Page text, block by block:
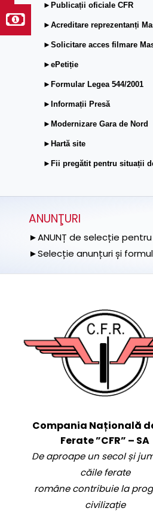
►Publicații oficiale CFR
►Acreditare reprezentanți
►Solicitare acces filmare
►ePetiție
►Formular Legea 544/2001
►Informații Presă
►Modernizare Gara de Nord
►Hartă site
►Fii pregătit pentru situații
ANUNŢURI
►ANUNȚ de selecție pentru
►Selecție anunțuri și
Compania Națională
Ferate ”CFR” – SA
De aproape un secol și
căile ferate
române contribuie la
civilizație